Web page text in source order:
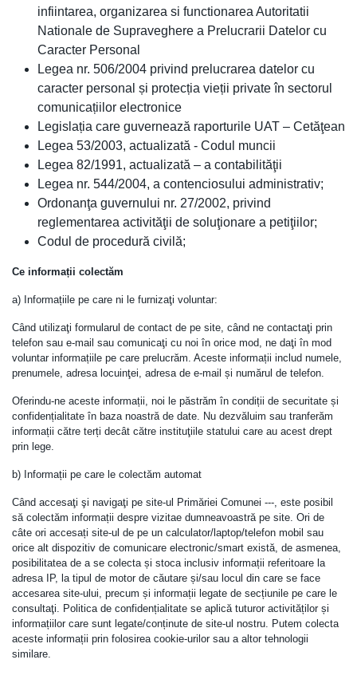
infiintarea, organizarea si functionarea Autoritatii
Nationale de Supraveghere a Prelucrarii Datelor cu
Caracter Personal
Legea nr. 506/2004 privind prelucrarea datelor cu
caracter personal și protecția vieții private în sectorul
comunicațiilor electronice
Legislația care guvernează raporturile UAT – Cetăţean
Legea 53/2003, actualizată - Codul muncii
Legea 82/1991, actualizată – a contabilităţii
Legea nr. 544/2004, a contenciosului administrativ;
Ordonanţa guvernului nr. 27/2002, privind
reglementarea activităţii de soluţionare a petiţiilor;
Codul de procedură civilă;
Ce informații colectăm
a) Informațiile pe care ni le furnizaţi voluntar:
Când utilizaţi formularul de contact de pe site, când ne contactaţi prin
telefon sau e-mail sau comunicaţi cu noi în orice mod, ne daţi în mod
voluntar informațiile pe care prelucrăm. Aceste informații includ numele,
prenumele, adresa locuinţei, adresa de e-mail și numărul de telefon.
Oferindu-ne aceste informații, noi le păstrăm în condiții de securitate și
confidențialitate în baza noastră de date. Nu dezvăluim sau tranferăm
informații către terți decât către instituţiile statului care au acest drept
prin lege.
b) Informații pe care le colectăm automat
Când accesaţi şi navigaţi pe site-ul Primăriei Comunei ---, este posibil
să colectăm informații despre vizitae dumneavoastră pe site. Ori de
câte ori accesați site-ul de pe un calculator/laptop/telefon mobil sau
orice alt dispozitiv de comunicare electronic/smart există, de asmenea,
posibilitatea de a se colecta și stoca inclusiv informații referitoare la
adresa IP, la tipul de motor de căutare și/sau locul din care se face
accesarea site-ului, precum și informații legate de secțiunile pe care le
consultaţi. Politica de confidențialitate se aplică tuturor activităților și
informațiilor care sunt legate/conținute de site-ul nostru. Putem colecta
aceste informații prin folosirea cookie-urilor sau a altor tehnologii
similare.